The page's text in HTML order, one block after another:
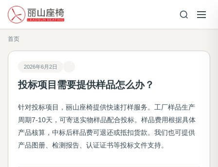
首页
2026年6月2日
投标项目需要提供样品怎么办？
针对投标项目，丽山座椅提供快速打样服务。工厂样品生产
周期7-10天，可寄送实物样品配合投标。样品费用根据具体
产品核算，中标后样品费可退还或抵扣货款。我们也可提供
产品图册、检测报告、认证证书等投标文件支持。